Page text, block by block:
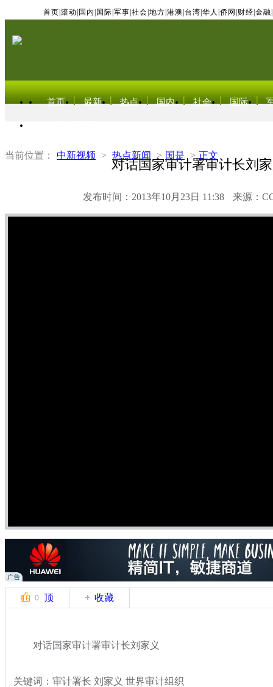
首页 滚动 国内 国际 军事 社会 地方 港澳 台湾 华人 侨网 财经 金融
首页 最新 热点 国内 社会 国际
当前位置： 中新视频 > 热点新闻 > 国是 > 正文
对话国家审计署审计长刘
发布时间：2013年10月23日 11:38 来源：
0 顶 收藏
对话国家审计署审计长刘家义
关键词：审计署长 刘家义 世界审计组织